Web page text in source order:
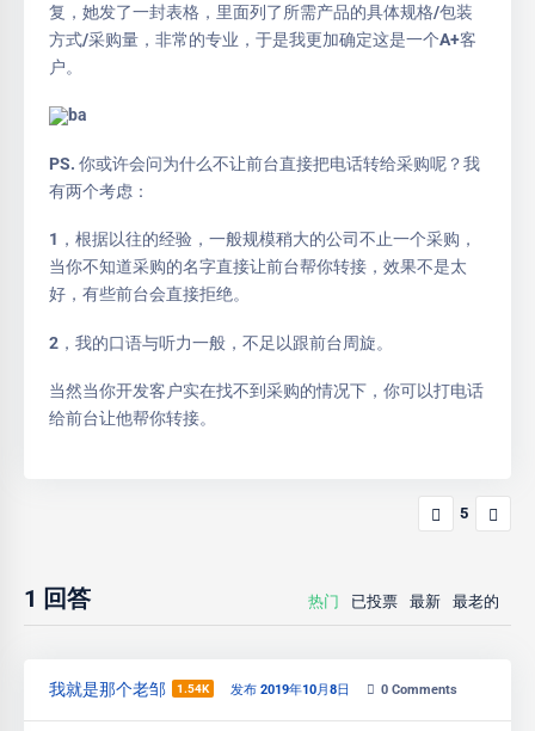
复，她发了一封表格，里面列了所需产品的具体规格/包装
方式/采购量，非常的专业，于是我更加确定这是一个A+客
户。
ba
PS. 你或许会问为什么不让前台直接把电话转给采购呢？我
有两个考虑：
1，根据以往的经验，一般规模稍大的公司不止一个采购，
当你不知道采购的名字直接让前台帮你转接，效果不是太
好，有些前台会直接拒绝。
2，我的口语与听力一般，不足以跟前台周旋。
当然当你开发客户实在找不到采购的情况下，你可以打电话
给前台让他帮你转接。
5
1 回答 热门 已投票 最新 最老的
我就是那个老邹 1.54K 发布 2019年10月8日 0 Comments